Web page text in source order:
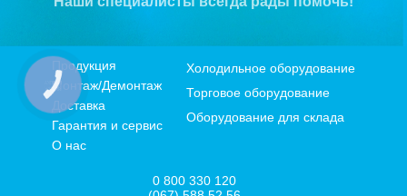
Продукция
Монтаж/Демонтаж
Доставка
Гарантия и сервис
О нас
Холодильное оборудование
Торговое оборудование
Оборудование для склада
0 800 330 120
КНОПКА
ЗВ'ЯЗКУ